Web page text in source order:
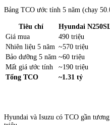
Bảng TCO ước tính 5 năm (chạy
Tiêu chí Hyundai
Giá mua
490 triệu
Nhiên liệu 5 năm ~570 triệu
Bảo dưỡng 5 năm ~60 triệu
Mất giá ước tính
~190 triệu
Tổng TCO
~1.31 tỷ
Hyundai và Isuzu có TCO gần